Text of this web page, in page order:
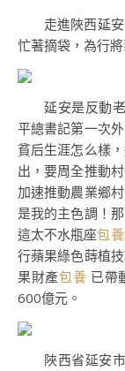
走進陜西延
忙著摘袋，為行
延安是反動
平總書記第一次
貧后生涯怎么樣
出，要周全推動
加速推動農業鄉
是我的主色調！
這太不水瓶座包
行蘋果綠色蒔植
果財產包養 已帶
600億元。
陜西省延安